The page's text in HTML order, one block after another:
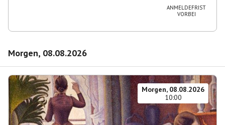
ANMELDEFRIST
VORBEI
Morgen, 08.08.2026
Morgen, 08.08.2026
10:00